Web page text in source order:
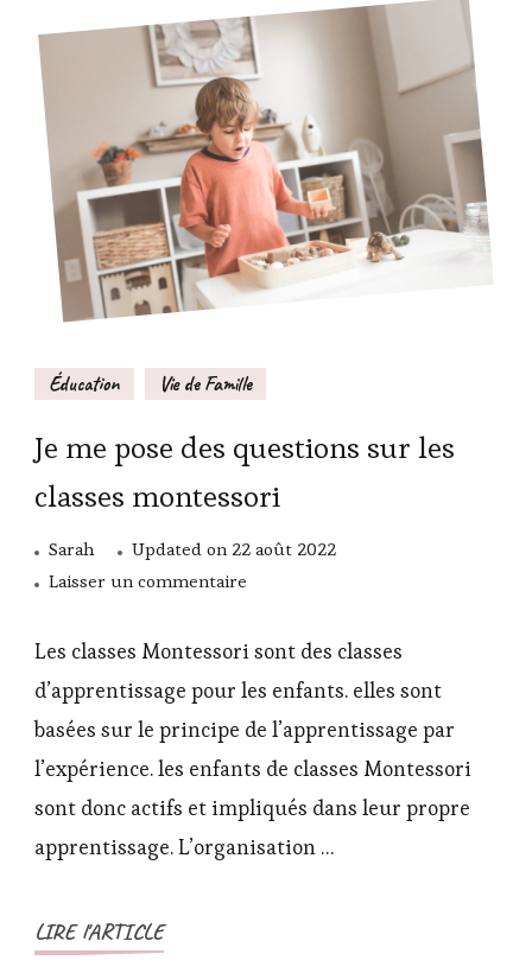
Éducation Vie de Famille
Je me pose des questions sur les
classes montessori
Sarah Updated on 22 août 2022
Laisser un commentaire
me
questions
sur
les
classes
Les classes Montessori sont des classes
d’apprentissage pour les enfants. elles sont
basées sur le principe de l’apprentissage par
l’expérience. les enfants de classes Montessori
sont donc actifs et impliqués dans leur propre
apprentissage. L’organisation …
LIRE l'ARTICLE